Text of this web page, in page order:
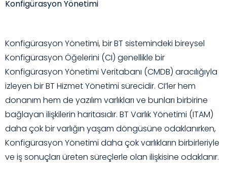
Konfigürasyon Yönetimi
Konfigürasyon Yönetimi, bir BT sistemindeki bireysel
Konfigürasyon Öğelerini (CI) genellikle bir
Konfigürasyon Yönetimi Veritabanı (CMDB) aracılığıyla
izleyen bir BT Hizmet Yönetimi sürecidir. CI’ler hem
donanım hem de yazılım varlıkları ve bunları birbirine
bağlayan ilişkilerin haritasıdır. BT Varlık Yönetimi (ITAM)
daha çok bir varlığın yaşam döngüsüne odaklanırken,
Konfigürasyon Yönetimi daha çok varlıkların birbirleriyle
ve iş sonuçları üreten süreçlerle olan ilişkisine odaklanır.